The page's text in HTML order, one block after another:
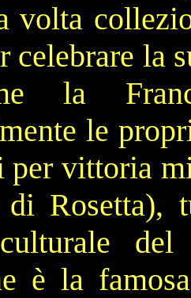
volta
celebrare la
la
le
per vittoria
di Rosetta),
è la